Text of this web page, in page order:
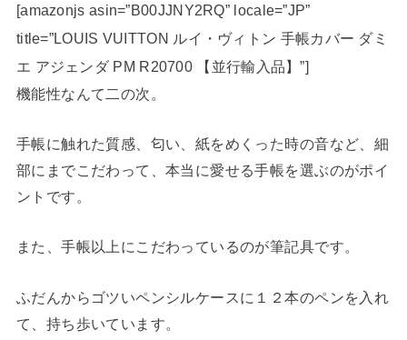
[amazonjs asin=”B00JJNY2RQ” locale=”JP”
title=”LOUIS VUITTON ルイ・ヴィトン 手帳カバー ダミ
エ アジェンダ PM R20700 【並行輸入品】”]
機能性なんて二の次。
手帳に触れた質感、匂い、紙をめくった時の音など、細
部にまでこだわって、本当に愛せる手帳を選ぶのがポイ
ントです。
また、手帳以上にこだわっているのが筆記具です。
ふだんからゴツいペンシルケースに１２本のペンを入れ
て、持ち歩いています。